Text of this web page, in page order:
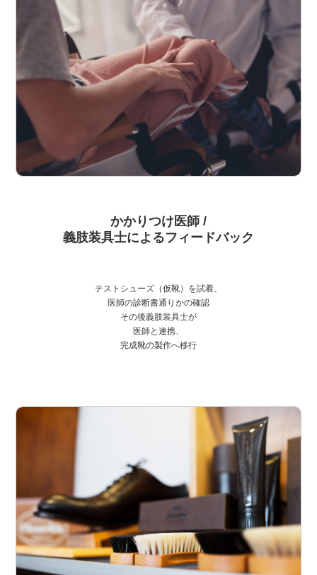
かかりつけ医師 /
義肢装具士によるフィードバック
テストシューズ（仮靴）を試着、
医師の診断書通りかの確認
その後義肢装具士が
医師と連携、
完成靴の製作へ移行